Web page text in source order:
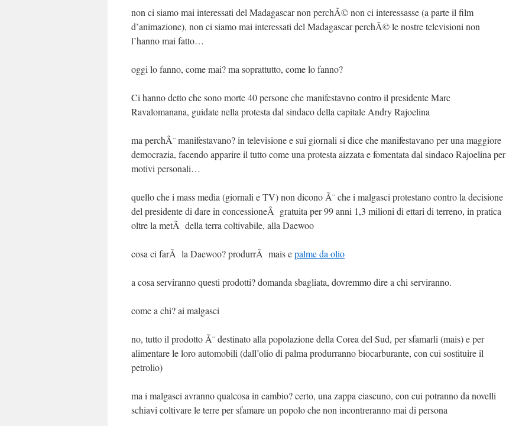
non ci siamo mai interessati del Madagascar non perchÃ© non ci interessasse (a parte il film
d’animazione), non ci siamo mai interessati del Madagascar perchÃ© le nostre televisioni non
l’hanno mai fatto…
oggi lo fanno, come mai? ma soprattutto, come lo fanno?
Ci hanno detto che sono morte 40 persone che manifestavno contro il presidente Marc
Ravalomanana, guidate nella protesta dal sindaco della capitale Andry Rajoelina
ma perchÃ¨ manifestavano? in televisione e sui giornali si dice che manifestavano per una maggiore
democrazia, facendo apparire il tutto come una protesta aizzata e fomentata dal sindaco Rajoelina per
motivi personali…
quello che i mass media (giornali e TV) non dicono Ã¨ che i malgasci protestano contro la decisione
del presidente di dare in concessioneÂ gratuita per 99 anni 1,3 milioni di ettari di terreno, in pratica
oltre la metÃ della terra coltivabile, alla Daewoo
cosa ci farÃ la Daewoo? produrrÃ mais epalme da olio
a cosa serviranno questi prodotti? domanda sbagliata, dovremmo dire a chi serviranno.
come a chi? ai malgasci
no, tutto il prodotto Ã¨ destinato alla popolazione della Corea del Sud, per sfamarli (mais) e per
alimentare le loro automobili (dall’olio di palma produrranno biocarburante, con cui sostituire il
petrolio)
ma i malgasci avranno qualcosa in cambio? certo, una zappa ciascuno, con cui potranno da novelli
schiavi coltivare le terre per sfamare un popolo che non incontreranno mai di persona